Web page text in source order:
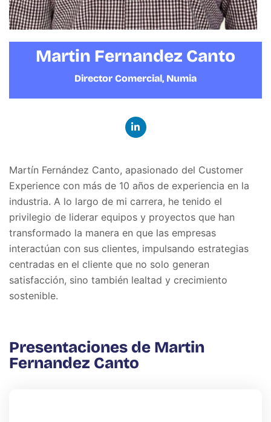
Martin Fernandez Canto
Director Comercial, Numia
Martín Fernández Canto, apasionado del Customer
Experience con más de 10 años de experiencia en la
industria. A lo largo de mi carrera, he tenido el
privilegio de liderar equipos y proyectos que han
transformado la manera en que las empresas
interactúan con sus clientes, impulsando estrategias
centradas en el cliente que no solo generan
satisfacción, sino también lealtad y crecimiento
sostenible.
Presentaciones de Martin
Fernandez Canto